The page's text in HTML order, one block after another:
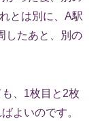
とは別に、A駅
したあと、別の
、1枚目と2枚
よいのです。